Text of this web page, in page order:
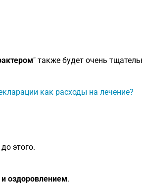
" также будет очень
как расходы на лечение?
этого.
оздоровлением.